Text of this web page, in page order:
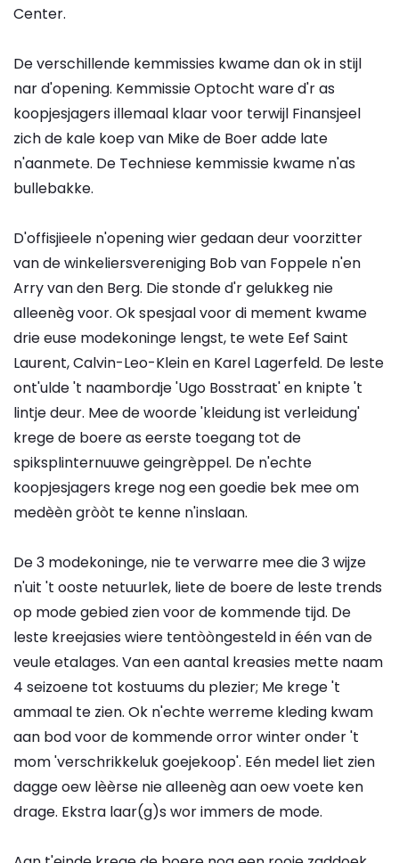
Center.
De verschillende kemmissies kwame dan ok in stijl
nar d'opening. Kemmissie Optocht ware d'r as
koopjesjagers illemaal klaar voor terwijl Finansjeel
zich de kale koep van Mike de Boer adde late
n'aanmete. De Techniese kemmissie kwame n'as
bullebakke.
D'offisjieele n'opening wier gedaan deur voorzitter
van de winkeliersvereniging Bob van Foppele n'en
Arry van den Berg. Die stonde d'r gelukkeg nie
alleenèg voor. Ok spesjaal voor di mement kwame
drie euse modekoninge lengst, te wete Eef Saint
Laurent, Calvin-Leo-Klein en Karel Lagerfeld. De leste
ont'ulde 't naambordje 'Ugo Bosstraat' en knipte 't
lintje deur. Mee de woorde 'kleidung ist verleidung'
krege de boere as eerste toegang tot de
spiksplinternuuwe geingrèppel. De n'echte
koopjesjagers krege nog een goedie bek mee om
medèèn gròòt te kenne n'inslaan.
De 3 modekoninge, nie te verwarre mee die 3 wijze
n'uit 't ooste netuurlek, liete de boere de leste trends
op mode gebied zien voor de kommende tijd. De
leste kreejasies wiere tentòòngesteld in één van de
veule etalages. Van een aantal kreasies mette naam
4 seizoene tot kostuums du plezier; Me krege 't
ammaal te zien. Ok n'echte werreme kleding kwam
aan bod voor de kommende orror winter onder 't
mom 'verschrikkeluk goejekoop'. Eén medel liet zien
dagge oew lèèrse nie alleenèg aan oew voete ken
drage. Ekstra laar(g)s wor immers de mode.